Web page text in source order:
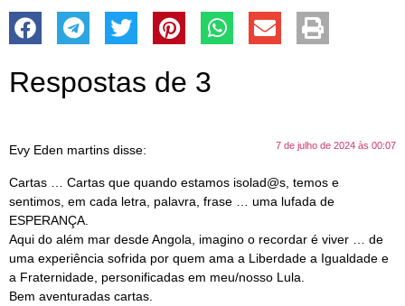
Respostas de 3
Evy Eden martins disse: 7 de julho de 2024 às 00:07
Cartas … Cartas que quando estamos isolad@s, temos e
sentimos, em cada letra, palavra, frase … uma lufada de
ESPERANÇA.
Aqui do além mar desde Angola, imagino o recordar é viver … de
uma experiência sofrida por quem ama a Liberdade a Igualdade e
a Fraternidade, personificadas em meu/nosso Lula.
Bem aventuradas cartas.